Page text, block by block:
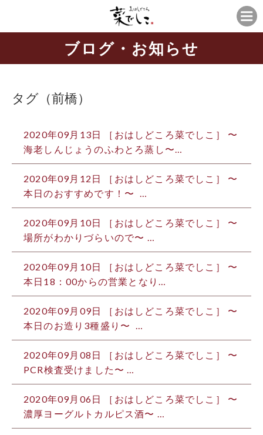
ブログ・お知らせ
タグ（前橋）
2020年09月13日 ［おはしどころ菜でしこ］ 〜
海老しんじょうのふわとろ蒸し〜…
2020年09月12日 ［おはしどころ菜でしこ］ 〜
本日のおすすめです！〜 …
2020年09月10日 ［おはしどころ菜でしこ］ 〜
場所がわかりづらいので〜 …
2020年09月10日 ［おはしどころ菜でしこ］ 〜
本日18：00からの営業となり…
2020年09月09日 ［おはしどころ菜でしこ］ 〜
本日のお造り3種盛り〜 …
2020年09月08日 ［おはしどころ菜でしこ］ 〜
PCR検査受けました️〜 …
2020年09月06日 ［おはしどころ菜でしこ］ 〜
濃厚ヨーグルトカルピス酒〜 …